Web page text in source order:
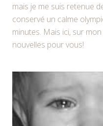
mais je me suis retenue
conservé un calme
minutes. Mais ici, sur
nouvelles pour vous!